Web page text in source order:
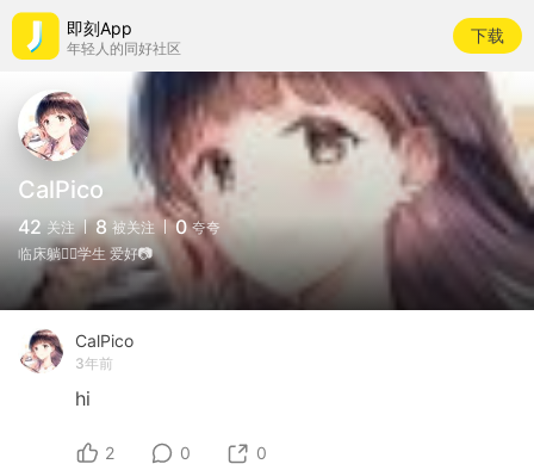
即刻App
年轻人的同好社区
下载
CalPico
42 关注 8 被关注 0 夸夸
临床躺👨‍⚕️学生 爱好📷
CalPico
3年前
hi
2 0 0